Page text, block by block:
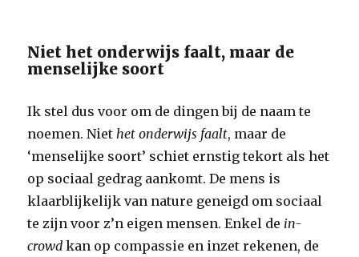
Niet het onderwijs faalt, maar de
menselijke soort
Ik stel dus voor om de dingen bij de naam te
noemen. Niethet onderwijs faalt, maar de
‘menselijke soort’ schiet ernstig tekort als het
op sociaal gedrag aankomt. De mens is
klaarblijkelijk van nature geneigd om sociaal
te zijn voor z’n eigen mensen. Enkel de in-
crowdkan op compassie en inzet rekenen, de